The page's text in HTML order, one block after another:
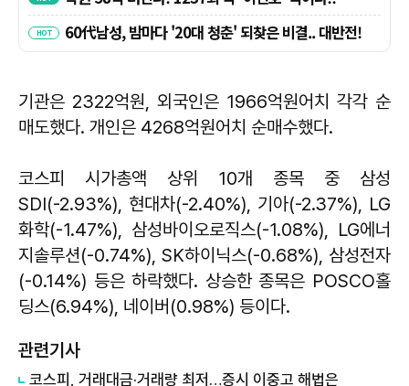
기관은 2322억원, 외국인은 1966억원어치 각각 순
매도했다. 개인은 4268억원어치 순매수했다.
코스피 시가총액 상위 10개 종목 중 삼성
SDI(-2.93%), 현대차(-2.40%), 기아(-2.37%), LG
화학(-1.47%), 삼성바이오로직스(-1.08%), LG에너
지솔루션(-0.74%), SK하이닉스(-0.68%), 삼성전자
(-0.14%) 등은 하락했다. 상승한 종목은 POSCO홀
딩스(6.94%), 네이버(0.98%) 등이다.
관련기사
코스피, 거래대금·거래량 최저…증시 이중고 해법은